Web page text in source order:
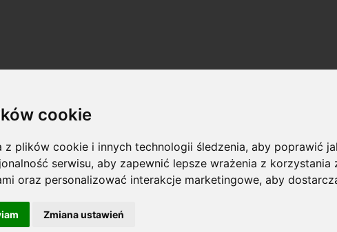
cookie
z plików cookie i innych technologii śledzenia, aby poprawić
serwisu,aby zapewnić lepsze wrażenia z korzystania
oraz personalizować interakcje marketingowe,aby
Zmiana ustawień